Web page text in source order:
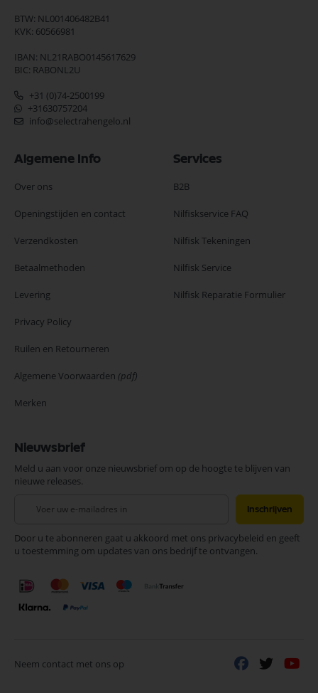
BTW: NL001406482B41
KVK: 60566981
IBAN: NL21RABO0145617629
BIC: RABONL2U
+31 (0)74-2500199
+31630757204
info@selectrahengelo.nl
Algemene Info
Over ons
Openingstijden en contact
Verzendkosten
Betaalmethoden
Levering
Privacy Policy
Ruilen en Retourneren
Algemene Voorwaarden (pdf)
Merken
Services
B2B
Nilfiskservice FAQ
Nilfisk Tekeningen
Nilfisk Service
Nilfisk Reparatie Formulier
Nieuwsbrief
Meld u aan voor onze nieuwsbrief om op de hoogte te blijven van
nieuwe releases.
onze
nieuwsbrief
Inschrijven
Door u te abonneren gaat u akkoord met ons privacybeleid en geeft
u toestemming om updates van ons bedrijf te ontvangen.
Neem contact met ons op